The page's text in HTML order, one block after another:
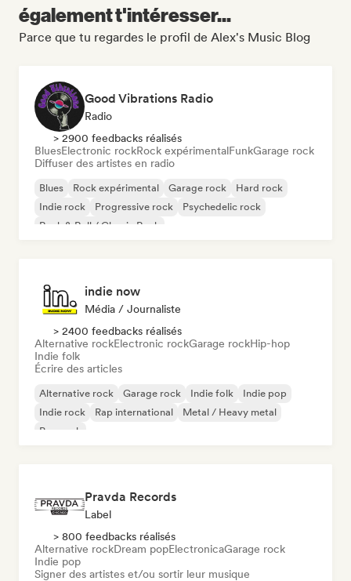
également t'intéresser...
Parce que tu regardes le profil de Alex's Music Blog
Good Vibrations Radio
Radio
> 2900 feedbacks réalisés
BluesElectronic rockRock expérimentalFunkGarage rock
Diffuser des artistes en radio
Blues Rock expérimental Garage rock
Hard rock
Indie rock
Progressive rock
Psychedelic rock
Rock & Roll / Classic Rock
indie now
Média / Journaliste
> 2400 feedbacks réalisés
Alternative rockElectronic rockGarage rockHip-hop
Indie folk
Écrire des articles
Alternative rock Garage rock Indie folk
Indie pop
Indie rock
Rap international
Metal / Heavy metal
Pop rock
Pravda Records
Label
> 800 feedbacks réalisés
Alternative rockDream popElectronicaGarage rock
Indie pop
Signer des artistes et/ou sortir leur musique